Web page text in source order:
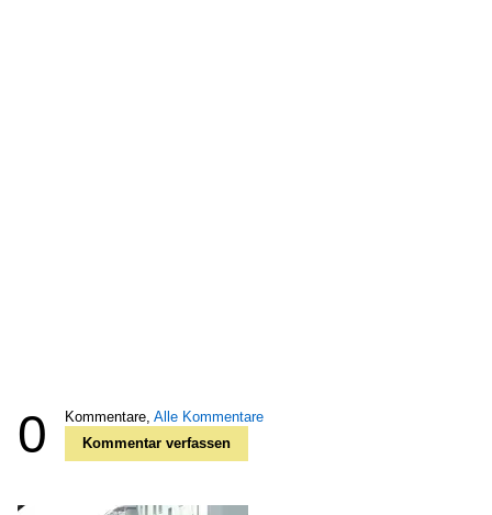
0 Kommentare, Alle Kommentare
Kommentar verfassen